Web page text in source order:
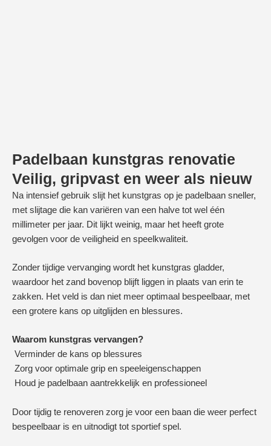
Padelbaan kunstgras renovatie
Veilig, gripvast en weer als nieuw
Na intensief gebruik slijt het kunstgras op je padelbaan sneller,
met slijtage die kan variëren van een halve tot wel één
millimeter per jaar. Dit lijkt weinig, maar het heeft grote
gevolgen voor de veiligheid en speelkwaliteit.
Zonder tijdige vervanging wordt het kunstgras gladder,
waardoor het zand bovenop blijft liggen in plaats van erin te
zakken. Het veld is dan niet meer optimaal bespeelbaar, met
een grotere kans op uitglijden en blessures.
Waarom kunstgras vervangen?
Verminder de kans op blessures
Zorg voor optimale grip en speeleigenschappen
Houd je padelbaan aantrekkelijk en professioneel
Door tijdig te renoveren zorg je voor een baan die weer perfect
bespeelbaar is en uitnodigt tot sportief spel.